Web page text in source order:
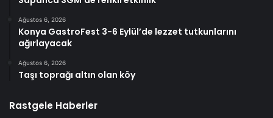
Ağustos 6, 2026
Konya GastroFest 3-6 Eylül’de lezzet tutkunlarını
ağırlayacak
Ağustos 6, 2026
Taşı toprağı altın olan köy
Rastgele Haberler